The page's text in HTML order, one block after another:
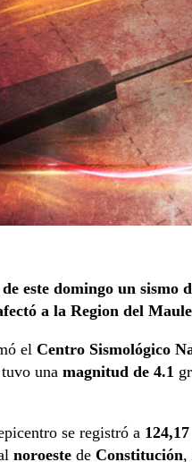
este domingo un sismo
a la Region del
el Centro Sismológico
una magnitud de 4.1
se registró a 124,17
noroeste de Constitución,